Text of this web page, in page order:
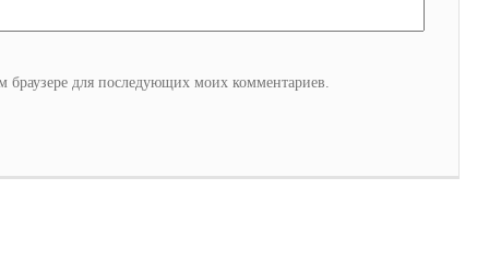
браузере для последующих моих комментариев.